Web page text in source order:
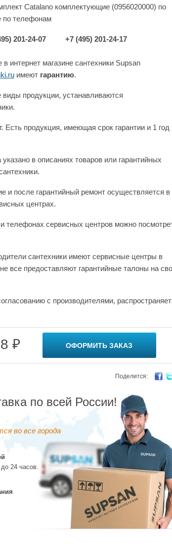
Catalano комплектующие (0956020000) по
по телефонам
201-24-07 +7 (495) 201-24-17
интернет магазине сантехники Supsan
имеют гарантию.
виды продукции, устанавливаются
Есть продукция, имеющая срок гарантии и 1 год
указано в описаниях товаров или гарантийных
и после гарантийный ремонт осуществляется в
центрах.
телефонах сервисных центров можно
сантехники имеют сервисные центры в
все предоставляют гарантийные талоны на
с производителями,
₽ ОФОРМИТЬ ЗАКАЗ
Поделится:
по всей России!
во все города
24 часов.